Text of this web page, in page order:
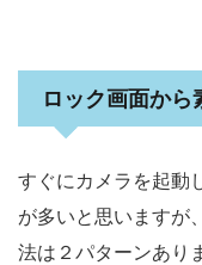
ロック画面から
すぐにカメラを起動
が多いと思いますが
法は２パターンあり